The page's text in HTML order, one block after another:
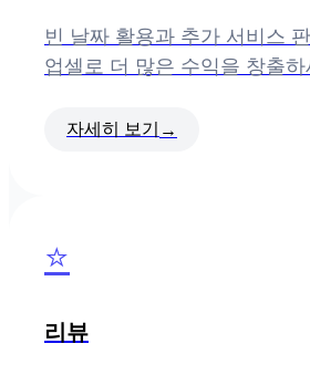
빈 날짜 활용과 추가 서비스
업셀로 더 많은 수익을 창출하
자세히 보기 →
⭐
리뷰